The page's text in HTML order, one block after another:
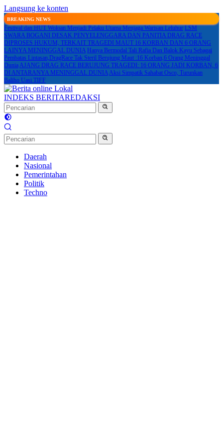
Langsung ke konten
BREAKING NEWS
Festival dan HUT Woloan Menjadi Pelaku Utama Menjaga Warisan Leluhur LSM
SWARA BOGANI DESAK PENYELENGGARA DAN PANITIA DRAG RACE
DIPROSES HUKUM, TERKAIT TRAGEDI MAUT 16 KORBAN DAN 6 ORANG
LAINYA MENINGGAL DUNIA Hanya Bermodal Tali Rafia Dan Balok Kayu Sebagai
Pembatas Lintasan,DragRace Tak Steril Berujung Maut :16 Korban,6 Orang Meninggal
DuniaAJANG DRAG RACE BERUJUNG TRAGEDI: 16 ORANG JADI KORBAN, 6
DI ANTARANYA MENINGGAL DUNIAAksi Simpatik Sahabat Osco, Turunkan
Baliho Uasi TIFF
INDEKS BERITAREDAKSI
Daerah
Nasional
Pemerintahan
Politik
Techno